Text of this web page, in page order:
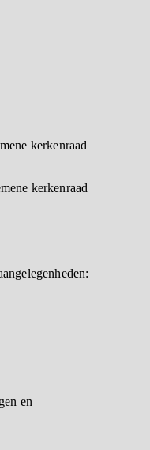
kerkenraad
kerkenraad
en